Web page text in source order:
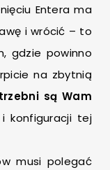
Entera ma
i wrócić – to
gdzie powinno
na zbytnią
są Wam
i konfiguracji tej
musi polegać